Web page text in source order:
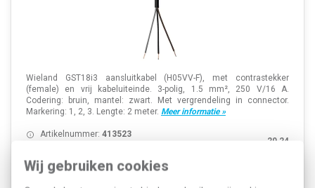
Wij gebruiken cookies
Wieland GST18i3 aansluitkabel (H05VV-F), met contrastekker
(female) en vrij kabeluiteinde. 3-polig, 1.5 mm², 250 V/16 A.
Codering: bruin, mantel: zwart. Met vergrendeling in connector.
Markering: 1, 2, 3. Lengte: 2 meter. Meer informatie »
20,24
Artikelnummer: 413523